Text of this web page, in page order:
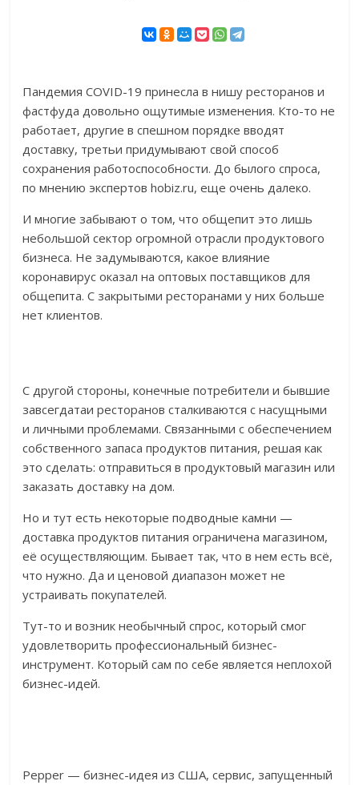
Пандемия COVID-19 принесла в нишу ресторанов и
фастфуда довольно ощутимые изменения. Кто-то не
работает, другие в спешном порядке вводят
доставку, третьи придумывают свой способ
сохранения работоспособности. До былого спроса,
по мнению экспертов hobiz.ru, еще очень далеко.
И многие забывают о том, что общепит это лишь
небольшой сектор огромной отрасли продуктового
бизнеса. Не задумываются, какое влияние
коронавирус оказал на оптовых поставщиков для
общепита. С закрытыми ресторанами у них больше
нет клиентов.
С другой стороны, конечные потребители и бывшие
завсегдатаи ресторанов сталкиваются с насущными
и личными проблемами. Связанными с обеспечением
собственного запаса продуктов питания, решая как
это сделать: отправиться в продуктовый магазин или
заказать доставку на дом.
Но и тут есть некоторые подводные камни —
доставка продуктов питания ограничена магазином,
её осуществляющим. Бывает так, что в нем есть всё,
что нужно. Да и ценовой диапазон может не
устраивать покупателей.
Тут-то и возник необычный спрос, который смог
удовлетворить профессиональный бизнес-
инструмент. Который сам по себе является неплохой
бизнес-идей.
Pepper — бизнес-идея из США, сервис, запущенный